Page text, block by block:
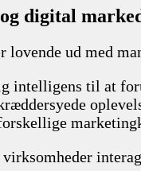
digital
ud med
intelligens til at